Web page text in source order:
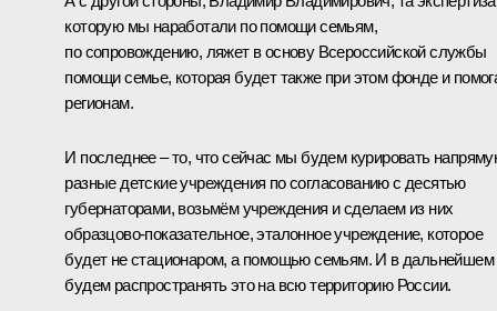
которую мы наработали по помощи семьям,
по сопровождению, ляжет в основу Всероссийской службы
помощи семье, которая будет также при этом фонде и
регионам.
И последнее – то, что сейчас мы будем курировать
разные детские учреждения по согласованию с десятью
губернаторами, возьмём учреждения и сделаем из них
образцово-показательное, эталонное учреждение, которое
будет не стационаром, а помощью семьям. И в дальнейшем
будем распространять это на всю территорию России.